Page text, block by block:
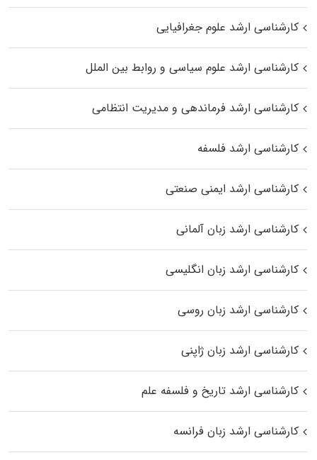
کارشناسی ارشد علوم جغرافیایی
کارشناسی ارشد علوم سیاسی و روابط بین الملل
کارشناسی ارشد فرماندهی و مدیریت انتظامی
کارشناسی ارشد فلسفه
کارشناسی ارشد ایمنی صنعتی
کارشناسی ارشد زبان آلمانی
کارشناسی ارشد زبان انگلیسی
کارشناسی ارشد زبان روسی
کارشناسی ارشد زبان ژاپنی
کارشناسی ارشد تاریخ و فلسفه علم
کارشناسی ارشد زبان فرانسه